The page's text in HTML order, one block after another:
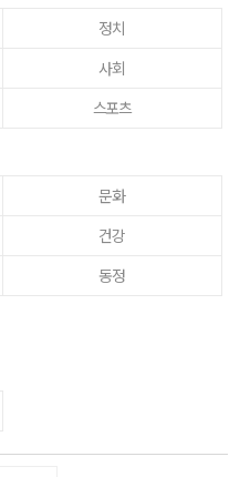
정치
사회
스포츠
문화
건강
동정